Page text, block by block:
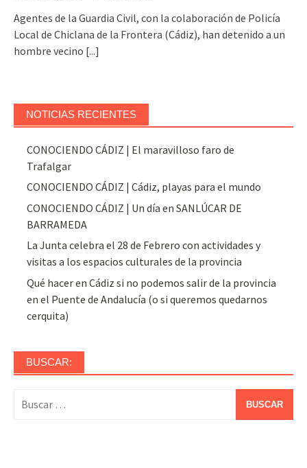
Agentes de la Guardia Civil, con la colaboración de Policía
Local de Chiclana de la Frontera (Cádiz), han detenido a un
hombre vecino [...]
NOTICIAS RECIENTES
CONOCIENDO CÁDIZ | El maravilloso faro de
Trafalgar
CONOCIENDO CÁDIZ | Cádiz, playas para el mundo
CONOCIENDO CÁDIZ | Un día en SANLÚCAR DE
BARRAMEDA
La Junta celebra el 28 de Febrero con actividades y
visitas a los espacios culturales de la provincia
Qué hacer en Cádiz si no podemos salir de la provincia
en el Puente de Andalucía (o si queremos quedarnos
cerquita)
BUSCAR: